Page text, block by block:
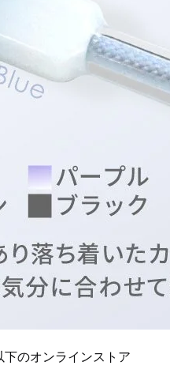
のオンラインストア